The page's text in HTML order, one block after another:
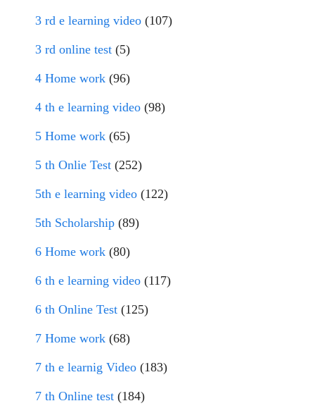
3 rd e learning video (107)
3 rd online test (5)
4 Home work (96)
4 th e learning video (98)
5 Home work (65)
5 th Onlie Test (252)
5th e learning video (122)
5th Scholarship (89)
6 Home work (80)
6 th e learning video (117)
6 th Online Test (125)
7 Home work (68)
7 th e learnig Video (183)
7 th Online test (184)